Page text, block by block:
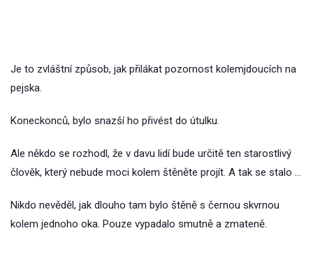
Je to zvláštní způsob, jak přilákat pozornost kolemjdoucích na
pejska.
Koneckonců, bylo snazší ho přivést do útulku.
Ale někdo se rozhodl, že v davu lidí bude určitě ten starostlivý
člověk, který nebude moci kolem štěněte projít. A tak se stalo …
Nikdo nevěděl, jak dlouho tam bylo štěně s černou skvrnou
kolem jednoho oka. Pouze vypadalo smutně a zmateně.